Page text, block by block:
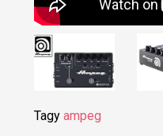
Tagy ampeg